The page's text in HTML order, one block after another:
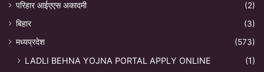
परिहार आईएएस अकादमी
(2)
बिहार
(3)
मध्यप्रदेश
(573)
LADLI BEHNA YOJNA PORTAL APPLY ONLINE
(1)